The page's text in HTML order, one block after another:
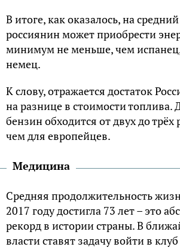
В итоге, как оказалось, на
россиянин может приобрести
минимум не меньше, чем
немец.
К слову, отражается достаток
на разнице в стоимости топлива.
бензин обходится от двух до трёх
чем для европейцев.
Медицина
Средняя продолжительность
2017 году достигла 73 лет – это
рекорд в истории страны. В
власти ставят задачу войти в клуб